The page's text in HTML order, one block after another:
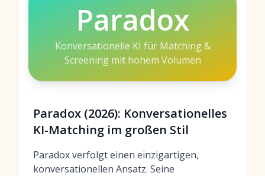
Paradox
Konversationelle KI für Matching &
Screening mit hohem Volumen
Paradox (2026): Konversationelles
KI-Matching im großen Stil
Paradox verfolgt einen einzigartigen,
konversationellen Ansatz. Seine